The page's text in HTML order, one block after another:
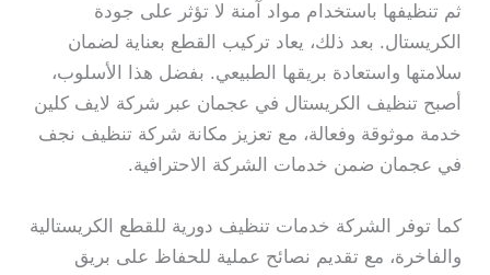
ثم تنظيفها باستخدام مواد آمنة لا تؤثر على جودة
الكريستال. بعد ذلك، يعاد تركيب القطع بعناية لضمان
سلامتها واستعادة بريقها الطبيعي. بفضل هذا الأسلوب،
أصبح تنظيف الكريستال في عجمان عبر شركة لايف كلين
خدمة موثوقة وفعالة، مع تعزيز مكانة شركة تنظيف نجف
في عجمان ضمن خدمات الشركة الاحترافية.
كما توفر الشركة خدمات تنظيف دورية للقطع الكريستالية
والفاخرة، مع تقديم نصائح عملية للحفاظ على بريق